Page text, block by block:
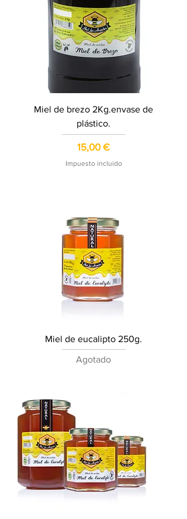
Miel de brezo 2Kg.envase de
plástico.
Precio
15,00 €
Impuesto incluido
Miel de eucalipto 250g.
Agotado